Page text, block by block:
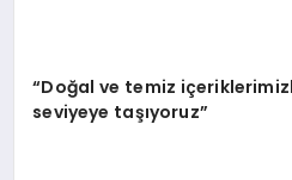
“Doğal ve temiz
seviyeye taşıyoruz”